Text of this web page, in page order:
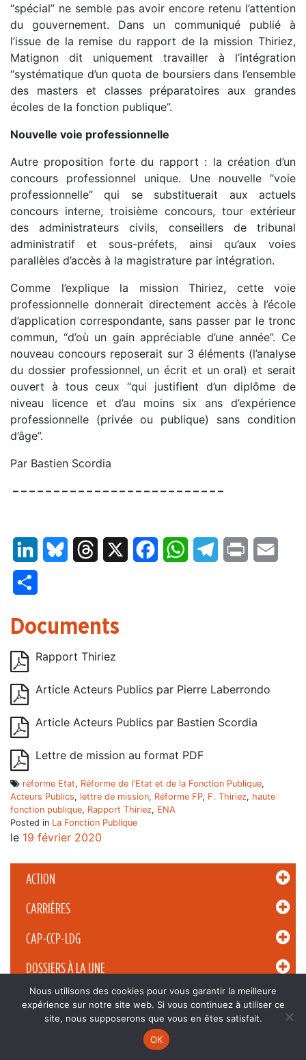
ACTION
CARRIÈRES
CAP-CCP-LDG
DOSSIERS À LA UNE
PUBLICATIONS
VIE AU TRAVAIL
“spécial” ne semble pas avoir encore retenu l’attention
du gouvernement. Dans un communiqué publié à
l’issue de la remise du rapport de la mission Thiriez,
Matignon dit uniquement travailler à l’intégration
“systématique d’un quota de boursiers dans l’ensemble
des masters et classes préparatoires aux grandes
écoles de la fonction publique”.
Nouvelle voie professionnelle
Autre proposition forte du rapport : la création d’un
concours professionnel unique. Une nouvelle “voie
professionnelle” qui se substituerait aux actuels
concours interne, troisième concours, tour extérieur
des administrateurs civils, conseillers de tribunal
administratif et sous-préfets, ainsi qu’aux voies
parallèles d’accès à la magistrature par intégration.
Comme l’explique la mission Thiriez, cette voie
professionnelle donnerait directement accès à l’école
d’application correspondante, sans passer par le tronc
commun, “d’où un gain appréciable d’une année”. Ce
nouveau concours reposerait sur 3 éléments (l’analyse
du dossier professionnel, un écrit et un oral) et serait
ouvert à tous ceux “qui justifient d’un diplôme de
niveau licence et d’au moins six ans d’expérience
professionnelle (privée ou publique) sans condition
d’âge”.
Par Bastien Scordia
– – – – – – – – – – – – – – – – – – – – – – – – – –
LinkedInBluesky Threads FacebookWhatsAppTelegram
Print
Documents
Rapport Thiriez
Article Acteurs Publics par Pierre Laberrondo
Article Acteurs Publics par Bastien Scordia
Lettre de mission au format PDF
réforme Etat, Réforme de l'Etat et de la Fonction Publique,
Acteurs Publics, lettre de mission, Réforme FP, F. Thiriez, haute
fonction publique, Rapport Thiriez, ENA
Posted in La Fonction Publique
le 19 février 2020
Nous utilisons des cookies pour vous garantir la meilleure
expérience sur notre site web. Si vous continuez à utiliser ce
site, nous supposerons que vous en êtes satisfait.
OK